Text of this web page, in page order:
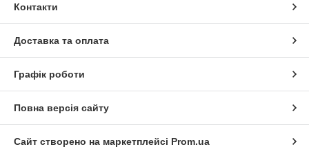
Контакти
Доставка та оплата
Графік роботи
Повна версія сайту
Сайт створено на маркетплейсі Prom.ua